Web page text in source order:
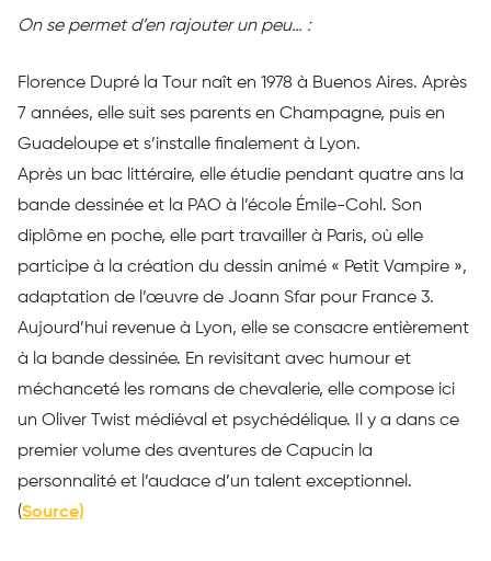
On se permet d’en rajouter un peu… :
Florence Dupré la Tour naît en 1978 à Buenos Aires. Après
7 années, elle suit ses parents en Champagne, puis en
Guadeloupe et s’installe finalement à Lyon.
Après un bac littéraire, elle étudie pendant quatre ans la
bande dessinée et la PAO à l’école Émile-Cohl. Son
diplôme en poche, elle part travailler à Paris, où elle
participe à la création du dessin animé « Petit Vampire »,
adaptation de l’œuvre de Joann Sfar pour France 3.
Aujourd’hui revenue à Lyon, elle se consacre entièrement
à la bande dessinée. En revisitant avec humour et
méchanceté les romans de chevalerie, elle compose ici
un Oliver Twist médiéval et psychédélique. Il y a dans ce
premier volume des aventures de Capucin la
personnalité et l’audace d’un talent exceptionnel.
(Source)